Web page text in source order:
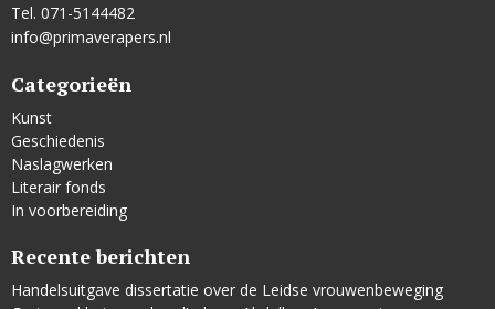
Tel. 071-5144482
info@primaverapers.nl
Categorieën
Kunst
Geschiedenis
Naslagwerken
Literair fonds
In voorbereiding
Recente berichten
Handelsuitgave dissertatie over de Leidse vrouwenbeweging